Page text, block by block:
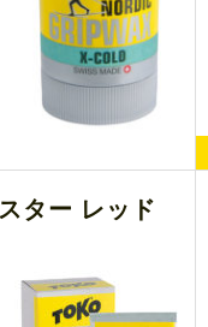
ター レッド